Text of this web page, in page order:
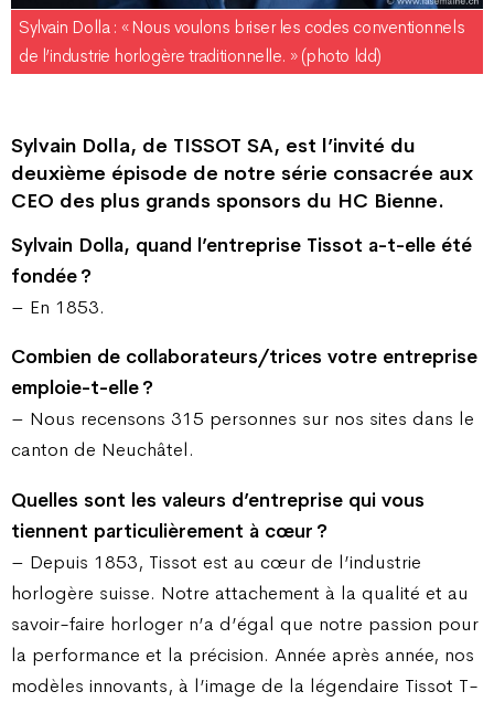
Sylvain Dolla : « Nous voulons briser les codes conventionnels
de l’industrie horlogère traditionnelle. » (photo ldd)
Sylvain Dolla, de TISSOT SA, est l’invité du
deuxième épisode de notre série consacrée aux
CEO des plus grands sponsors du HC Bienne.
Sylvain Dolla, quand l’entreprise Tissot a-t-elle été
fondée ?
– En 1853.
Combien de collaborateurs/trices votre entreprise
emploie-t-elle ?
– Nous recensons 315 personnes sur nos sites dans le
canton de Neuchâtel.
Quelles sont les valeurs d’entreprise qui vous
tiennent particulièrement à cœur ?
– Depuis 1853, Tissot est au cœur de l’industrie
horlogère suisse. Notre attachement à la qualité et au
savoir-faire horloger n’a d’égal que notre passion pour
la performance et la précision. Année après année, nos
modèles innovants, à l’image de la légendaire Tissot T-